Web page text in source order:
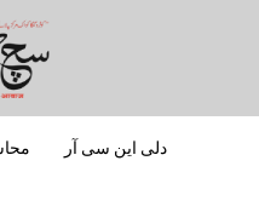
دلی این سی آر